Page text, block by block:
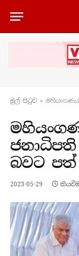
මුල් පිටු​ව » මහියංගණය
බවට
2023-05-29